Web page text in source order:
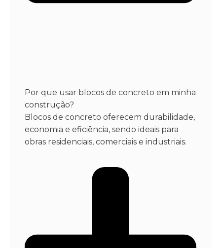
Por que usar blocos de concreto em minha
construção?
Blocos de concreto oferecem durabilidade,
economia e eficiência, sendo ideais para
obras residenciais, comerciais e industriais.